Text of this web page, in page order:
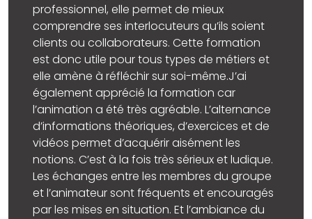
professionnel, elle permet de mieux
comprendre ses interlocuteurs qu’ils soient
clients ou collaborateurs. Cette formation
est donc utile pour tous types de métiers et
elle amène à réfléchir sur soi-même.J’ai
également apprécié la formation car
l’animation a été très agréable. L’alternance
d’informations théoriques, d’exercices et de
vidéos permet d’acquérir aisément les
notions. C’est à la fois très sérieux et ludique.
Les échanges entre les membres du groupe
et l’animateur sont fréquents et encouragés
par les mises en situation. Et l’ambiance du